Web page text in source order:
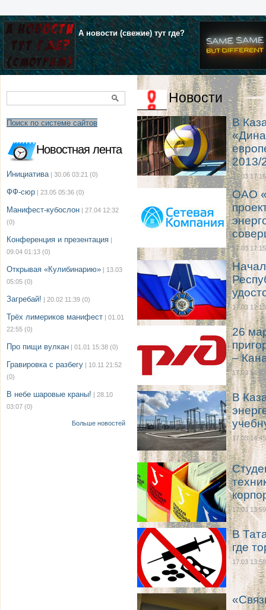
А новости (свежие) тут где?
Поиск по системе сайтов
Новостная лента
Инициатива | 30.06 03:21 (0)
ФФ-сюр | 23.05 05:36 (0)
Манифест-кубослон | 27.04 12:32
(0)
Конференция и презентация |
09.04 01:13 (0)
Открывая «Кулибинарию» | 13.03
05:05 (0)
Загребай! | 20.02 11:39 (0)
Трёх лимериков манифест | 01.01
22:55 (0)
Про пищи вулкан | 01.01 15:38 (0)
Гравировка с разбегу | 10.11 21:52
(0)
В небе шаровые краны! | 28.10
03:07 (0)
Больше новостей
Новости
В
2013/
17.03 17:16
ОАО
17.03 17:15
17.03 17:13
26
–
17.03 14:47
В
17.03 14:45
17.03 13:59
В
где
17.03 13:58